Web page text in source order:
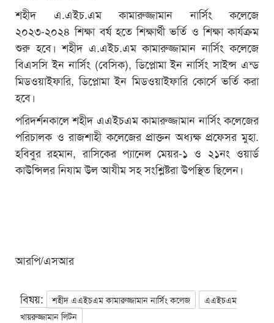
শহীদ এ.এইচ.এম কামারুজ্জামান নার্সিং কলেজে
২০২৩-২০২৪ শিক্ষা বর্ষ হতে শিক্ষার্থী ভর্তি ও শিক্ষা কার্যক্রম
শুরু হবে। শহীদ এ.এইচ.এম কামারুজ্জামান নার্সিং কলেজে
বিএসসি ইন নার্সিং (বেসিক), ডিপ্লোমা ইন নার্সিং সাইন্স এন্ড
মিডওয়াইফারি, ডিপ্লোমা ইন মিডওয়াইফারি কোর্সে ভর্তি করা
হবে।
পরিদর্শনকালে শহীদ এএইচএম কামারুজ্জামান নার্সিং কলেজের
পরিচালক ও রাজশাহী কলেজের প্রাক্তন অধ্যক্ষ প্রফেসর মুহা.
হবিবুর রহমান, রাসিকের প্যানেল মেয়র-১ ও ২১নং ওয়ার্ড
কাউন্সিলর নিযাম উল আযীম সহ সংশ্লিষ্টরা উপস্থিত ছিলেন।
আরপি/এসআর
বিষয়: শহীদ এএইচএম কামারুজ্জামান নার্সিং কলেজ
এএইচএম
খায়রুজ্জামান লিটন